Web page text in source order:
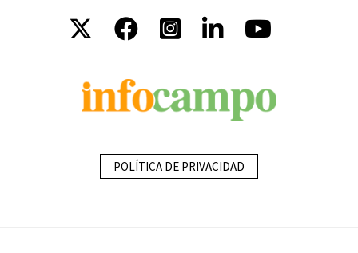
POLÍTICA DE PRIVACIDAD